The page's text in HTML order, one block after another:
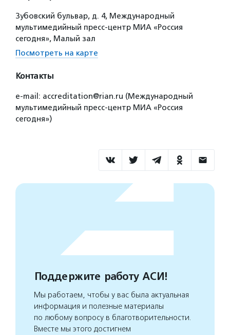
Зубовский бульвар, д. 4, Международный
мультимедийный пресс-центр МИА «Россия
сегодня», Малый зал
Посмотреть на карте
Контакты
e-mail: accreditation@rian.ru (Международный
мультимедийный пресс-центр МИА «Россия
сегодня»)
Поддержите работу АСИ!
Мы работаем, чтобы у вас была актуальная
информация и полезные материалы
по любому вопросу в благотворительности.
Вместе мы этого достигнем